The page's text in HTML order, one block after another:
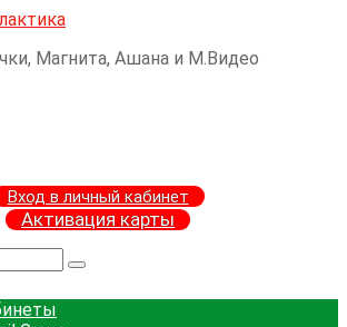
Магнита, Ашана и М.Видео
Вход в личный кабинет
Активация карты